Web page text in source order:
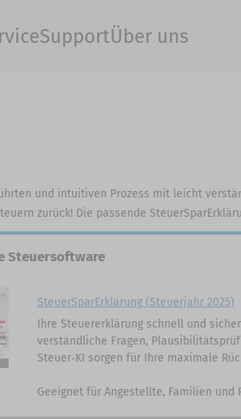
SupportÜber uns
und intuitiven Prozess mit leicht
zurück! Die passende
Steuersoftware
SteuerSparErklärung (Steuerjahr 2025)
Ihre Steuererklärung schnell und
verständliche Fragen,
Steuer‑KI sorgen für Ihre maximale
Geeignet für Angestellte, Familien und